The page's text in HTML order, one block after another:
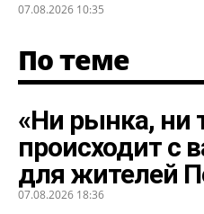
07.08.2026 10:35
По теме
«Ни рынка, ни
происходит с
для жителей
07.08.2026 18:36